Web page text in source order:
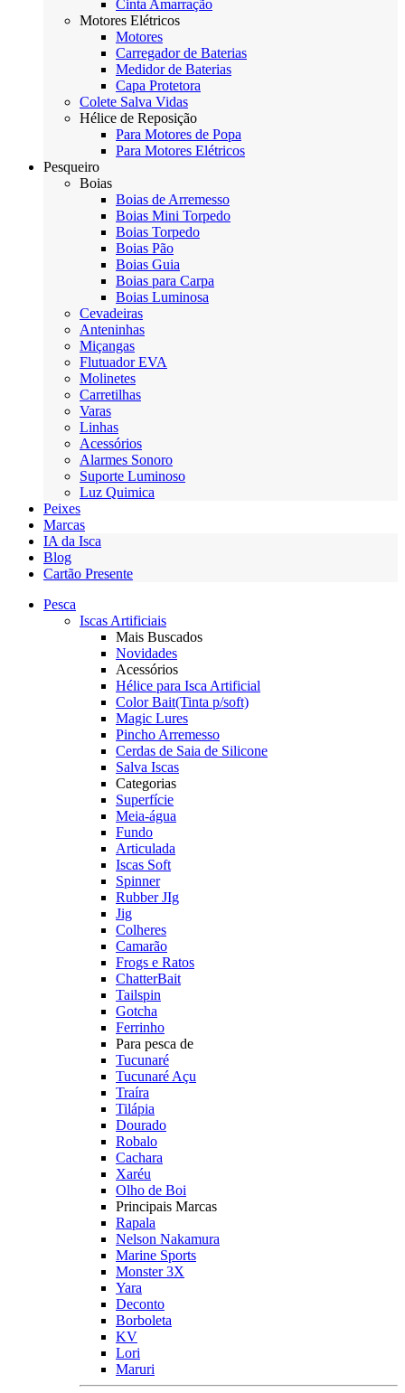
Cinta Amarração
Motores Elétricos
Motores
Carregador de Baterias
Medidor de Baterias
Capa Protetora
Colete Salva Vidas
Hélice de Reposição
Para Motores de Popa
Para Motores Elétricos
Pesqueiro
Boias
Boias de Arremesso
Boias Mini Torpedo
Boias Torpedo
Boias Pão
Boias Guia
Boias para Carpa
Boias Luminosa
Cevadeiras
Anteninhas
Miçangas
Flutuador EVA
Molinetes
Carretilhas
Varas
Linhas
Acessórios
Alarmes Sonoro
Suporte Luminoso
Luz Quimica
Peixes
Marcas
IA da Isca
Blog
Cartão Presente
Pesca
Iscas Artificiais
Mais Buscados
Novidades
Acessórios
Hélice para Isca Artificial
Color Bait(Tinta p/soft)
Magic Lures
Pincho Arremesso
Cerdas de Saia de Silicone
Salva Iscas
Categorias
Superfície
Meia-água
Fundo
Articulada
Iscas Soft
Spinner
Rubber JIg
Jig
Colheres
Camarão
Frogs e Ratos
ChatterBait
Tailspin
Gotcha
Ferrinho
Para pesca de
Tucunaré
Tucunaré Açu
Traíra
Tilápia
Dourado
Robalo
Cachara
Xaréu
Olho de Boi
Principais Marcas
Rapala
Nelson Nakamura
Marine Sports
Monster 3X
Yara
Deconto
Borboleta
KV
Lori
Maruri